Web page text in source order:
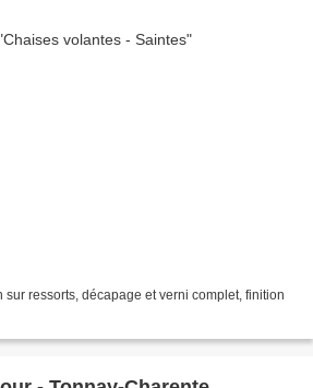
sur ressorts, décapage et verni complet, finition